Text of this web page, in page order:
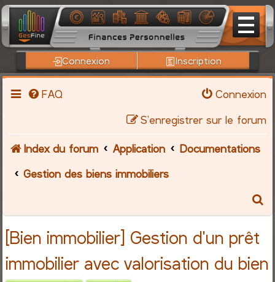
Connexion Inscription
FAQ
Connexion
S’enregistrer sur le forum
Index du forum Application
Documentations
Gestion des biens immobiliers
h
[Bien immobilier] Gestion d'un prêt
immobilier avec valorisation du bien